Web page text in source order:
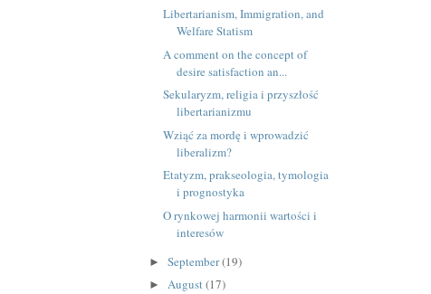
Libertarianism, Immigration, and
Welfare Statism
A comment on the concept of
desire satisfaction an...
Sekularyzm, religia i przyszłość
libertarianizmu
Wziąć za mordę i wprowadzić
liberalizm?
Etatyzm, prakseologia, tymologia
i prognostyka
O rynkowej harmonii wartości i
interesów
► September(19)
► August(17)